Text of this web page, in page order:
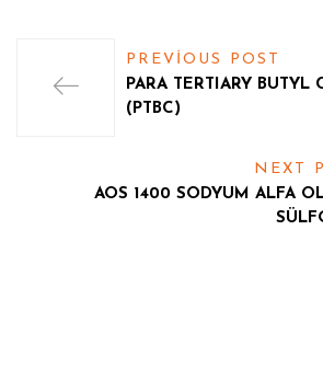
PREVIOUS POST
PARA TERTIARY BUTYL
(PTBC)
NEXT
AOS 1400 SODYUM ALFA